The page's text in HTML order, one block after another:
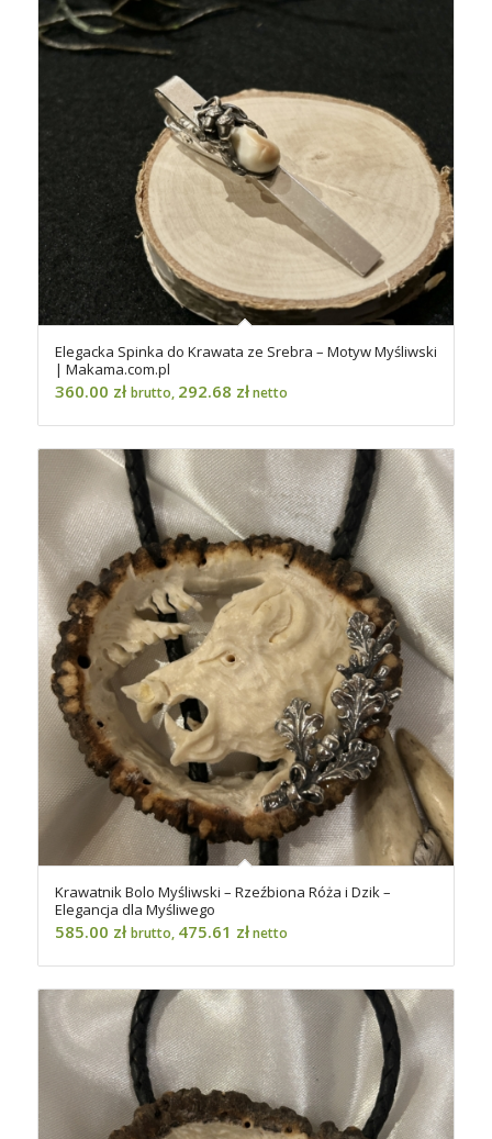
Elegacka Spinka do Krawata ze Srebra – Motyw Myśliwski
| Makama.com.pl
360.00 zł brutto, 292.68 złnetto
Krawatnik Bolo Myśliwski – Rzeźbiona Róża i Dzik –
Elegancja dla Myśliwego
585.00 zł brutto, 475.61 złnetto